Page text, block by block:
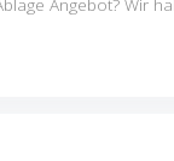
Angebot? Wir